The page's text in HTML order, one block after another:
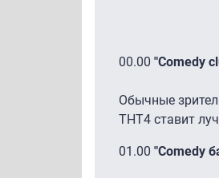
00.00 "Comedy
Обычные
ТНТ4 ставит
01.00 "Comedy